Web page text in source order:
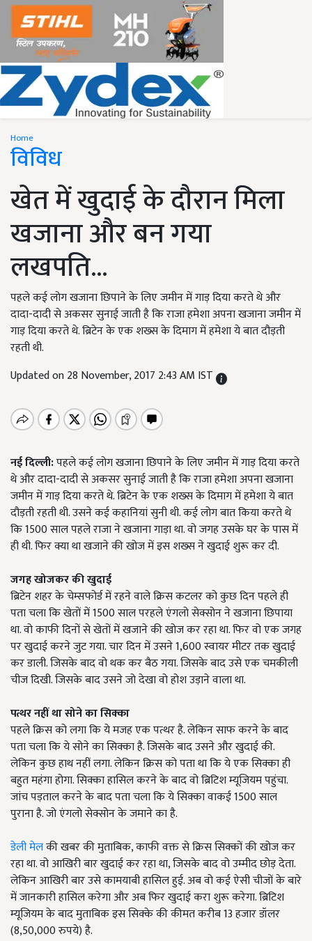
Home
विविध
खेत में खुदाई के दौरान मिला
खजाना और बन गया
लखपति...
पहले कई लोग खजाना छिपाने के लिए जमीन में गाड़ दिया करते थे और
दादा-दादी से अकसर सुनाई जाती है कि राजा हमेशा अपना खजाना जमीन में
गाड़ दिया करते थे. ब्रिटेन के एक शख्स के दिमाग में हमेशा ये बात दौड़ती
रहती थी.
Updated on 28 November, 2017 2:43 AM IST
नई दिल्ली:पहले कई लोग खजाना छिपाने के लिए जमीन में गाड़ दिया करते
थे और दादा-दादी से अकसर सुनाई जाती है कि राजा हमेशा अपना खजाना
जमीन में गाड़ दिया करते थे. ब्रिटेन के एक शख्स के दिमाग में हमेशा ये बात
दौड़ती रहती थी. उसने कई कहानियां सुनी थी. कई लोग बात किया करते थे
कि 1500 साल पहले राजा ने खजाना गाड़ा था. वो जगह उसके घर के पास में
ही थी. फिर क्या था खजाने की खोज में इस शख्स ने खुदाई शुरू कर दी.
जगह खोजकर की खुदाई
ब्रिटेन शहर के चेम्सफोर्ड में रहने वाले क्रिस कटलर को कुछ दिन पहले ही
पता चला कि खेतों में 1500 साल परहले एंगलो सेक्सोन ने खजाना छिपाया
था. वो काफी दिनों से खेतों में खजाने की खोज कर रहा था. फिर वो एक जगह
पर खुदाई करने जुट गया. चार दिन में उसने 1,600 स्वायर मीटर तक खुदाई
कर डाली. जिसके बाद वो थक कर बैठ गया. जिसके बाद उसे एक चमकीली
चीज दिखी. जिसके बाद उसने जो देखा वो होश उड़ाने वाला था.
पत्थर नहीं था सोने का सिक्का
पहले क्रिस को लगा कि ये मजह एक पत्थर है. लेकिन साफ करने के बाद
पता चला कि ये सोने का सिक्का है. जिसके बाद उसने और खुदाई की.
लेकिन कुछ हाथ नहीं लगा. लेकिन क्रिस को पता था कि ये एक सिक्का ही
बहुत महंगा होगा. सिक्का हासिल करने के बाद वो ब्रिटिश म्यूजियम पहुंचा.
जांच पड़ताल करने के बाद पता चला कि ये सिक्का वाकई 1500 साल
पुराना है. जो एंगलो सेक्सोन के जमाने का है.
डेली मेलकी खबर की मुताबिक, काफी वक्त से क्रिस सिक्कों की खोज कर
रहा था. वो आखिरी बार खुदाई कर रहा था, जिसके बाद वो उम्मीद छोड़ देता.
लेकिन आखिरी बार उसे कामयाबी हासिल हुई. अब वो कई ऐसी चीजों के बारे
में जानकारी हासिल करेगा और अब फिर खुदाई करा शुरू करेगा. ब्रिटिश
म्यूजियम के बाद मुताबिक इस सिक्के की कीमत करीब 13 हजार डॉलर
(8,50,000 रुपये) है.